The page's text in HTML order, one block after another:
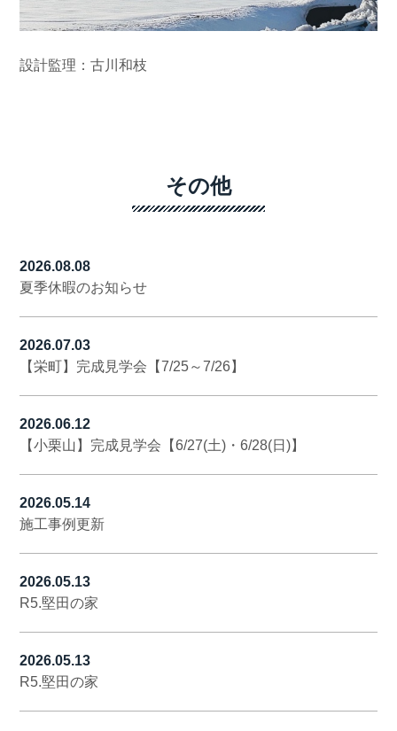
設計監理：古川和枝
その他
2026.08.08
夏季休暇のお知らせ
2026.07.03
【栄町】完成見学会【7/25～7/26】
2026.06.12
【小栗山】完成見学会【6/27(土)・6/28(日)】
2026.05.14
施工事例更新
2026.05.13
R5.堅田の家
2026.05.13
R5.堅田の家